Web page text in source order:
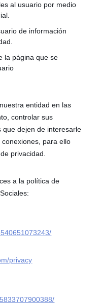
al usuario por medio
de información
la página que se
entidad en las
controlar sus
que dejen de interesarle
para ello
privacidad.
a la política de
privacy